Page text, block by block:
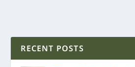
RECENT POSTS